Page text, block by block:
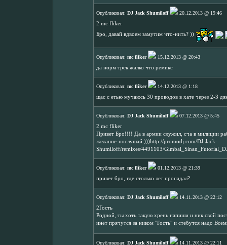
Опубликовал: DJ Jack Shumiloff
20.12.2013 @ 19:46
2 mc fliker
Бро, давай вдвоем замутим что-нить? ))
Опубликовал: mc fliker
15.12.2013 @ 20:43
да норм трек жалко что ремикс
Опубликовал: mc fliker
14.12.2013 @ 1:18
щас с етью мучаюсь 30 проводов в хате через 2-3
Опубликовал: DJ Jack Shumiloff
07.12.2013 @ 5:45
2 mc fliker
Привет Бро!!!! Да в армии служил, сча в милиции
желание-послушай )))http://promodj.com/DJ-Jack-
Shumiloff/remixes/4491103/
Опубликовал: mc fliker
01.12.2013 @ 21:39
привет бро, где столько лет пропадал?
Опубликовал: DJ Jack Shumiloff
14.11.2013 @ 22:12
2Гость
Родной, ты хоть такую хрень напиши и ник свой
инет прячутся за ником "Гость" и стебутся надо
Опубликовал: DJ Jack Shumiloff
14.11.2013 @ 22:11